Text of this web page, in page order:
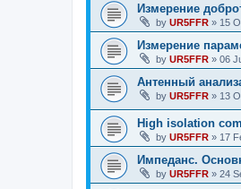
Измерение
by UR5FFR » 15
Измерение
by UR5FFR » 06
Антенный
by UR5FFR » 13
High isolation
by UR5FFR » 17
Импеданс.
by UR5FFR » 24